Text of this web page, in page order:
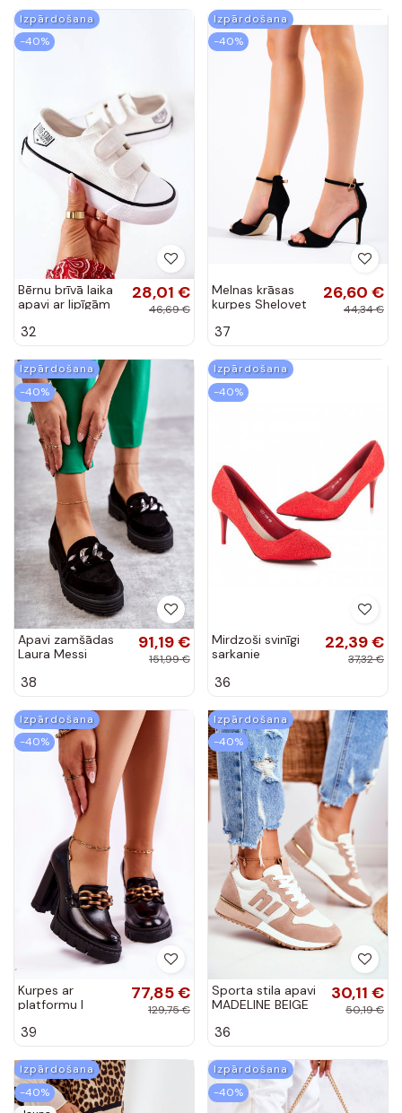
Izpārdošana
-40%
Bērnu brīvā laika
apavi ar lipīgām
baltas krāsas
28,01 €
46,69 €
32
Izpārdošana
-40%
Melnas krāsas
kurpes Shelovet
26,60 €
44,34 €
37
Izpārdošana
-40%
Apavi zamšādas
Laura Messi
91,19 €
151,99 €
38
Izpārdošana
-40%
Mirdzoši svinīgi
sarkanie
apavi LEI-139R
22,39 €
37,32 €
36
Izpārdošana
-40%
Kurpes ar
platformu I
krāsas
77,85 €
129,75 €
39
Izpārdošana
-40%
Sporta stila apavi
MADELINE BEIGE
30,11 €
50,19 €
36
Izpārdošana
-40%
Izpārdošana
-40%